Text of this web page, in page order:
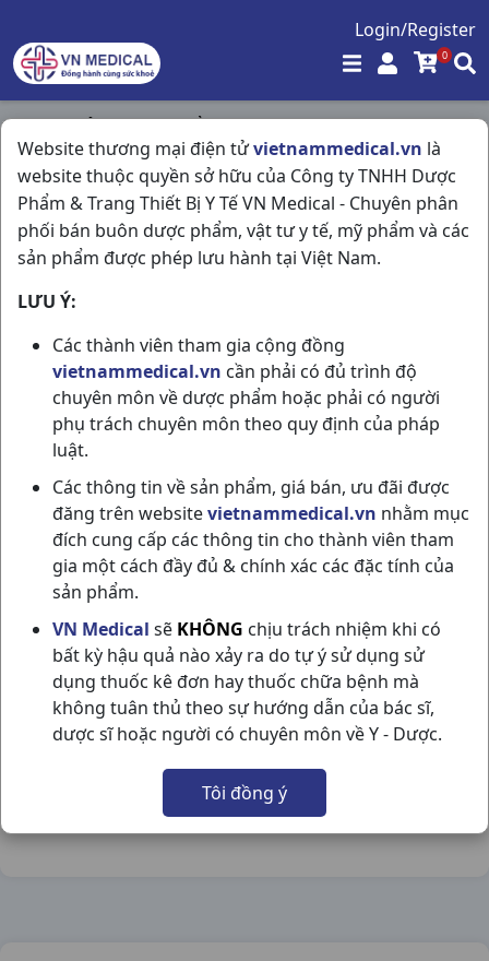
Login/Register
0
Website thương mại điện tửvietnammedical.vn là
website thuộc quyền sở hữu của Công ty TNHH Dược
Phẩm & Trang Thiết Bị Y Tế VN Medical - Chuyên phân
phối bán buôn dược phẩm, vật tư y tế, mỹ phẩm và các
sản phẩm được phép lưu hành tại Việt Nam.
LƯU Ý:
Các thành viên tham gia cộng đồng
vietnammedical.vn cần phải có đủ trình độ
chuyên môn về dược phẩm hoặc phải có người
phụ trách chuyên môn theo quy định của pháp
luật.
Các thông tin về sản phẩm, giá bán, ưu đãi được
đăng trên websitevietnammedical.vn nhằm mục
đích cung cấp các thông tin cho thành viên tham
gia một cách đầy đủ & chính xác các đặc tính của
sản phẩm.
VN Medical sẽ KHÔNG chịu trách nhiệm khi có
bất kỳ hậu quả nào xảy ra do tự ý sử dụng sử
dụng thuốc kê đơn hay thuốc chữa bệnh mà
không tuân thủ theo sự hướng dẫn của bác sĩ,
dược sĩ hoặc người có chuyên môn về Y - Dược.
Tôi đồng ý
Trang chủ / Thực Phẩm Chức Năng /
Vị An H60vna Giai Cảnh
VỊ AN H60VNA GIAI CẢNH
NSX:Giai Cảnh
Nhóm hàng:Thực Phẩm Chức Năng,
Chia sẻ qua mạng xã hội: